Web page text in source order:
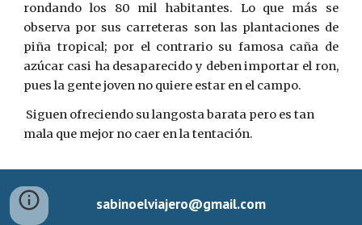
rondando los 80 mil habitantes. Lo que más se
observa por sus carreteras son las plantaciones de
piña tropical; por el contrario su famosa caña de
azúcar casi ha desaparecido y deben importar el ron,
pues la gente joven no quiere estar en el campo.
Siguen ofreciendo su langosta barata pero es tan
mala que mejor no caer en la tentación.
sabinoelviajero@gmail.com